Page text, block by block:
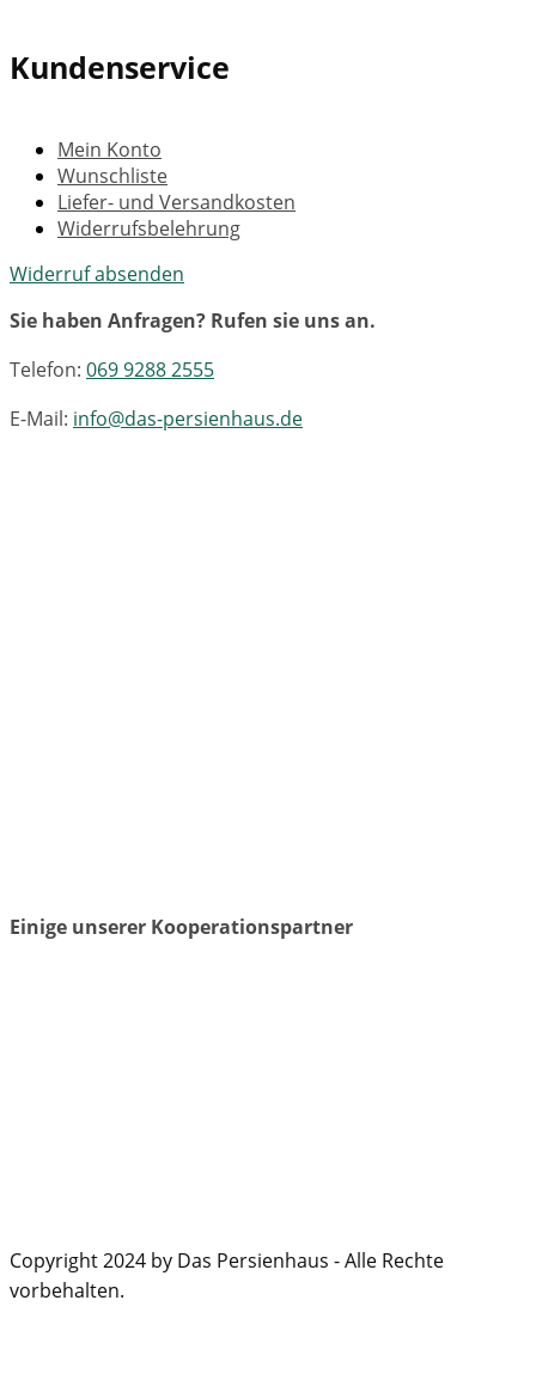
Kundenservice
Mein Konto
Wunschliste
Liefer- und Versandkosten
Widerrufsbelehrung
Widerruf absenden
Sie haben Anfragen? Rufen sie uns an.
Telefon: 069 9288 2555
E-Mail: info@das-persienhaus.de
Einige unserer Kooperationspartner
Copyright 2024 by Das Persienhaus - Alle Rechte
vorbehalten.